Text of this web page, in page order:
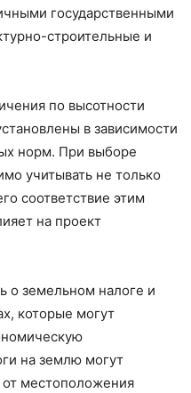
государственными
строительные и
по высотности
в зависимости
норм. При выборе
учитывать не только
соответствие этим
на проект
о земельном налоге и
которые могут
на землю могут
от местоположения